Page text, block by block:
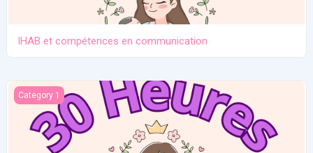
IHAB et compétences en communication
Contraception. Allaitement en situation de crise
Category 1